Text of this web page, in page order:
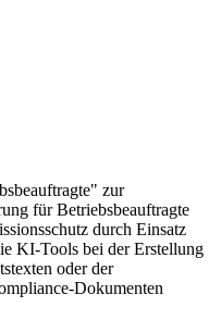
zur
für Betriebsbeauftragte
durch Einsatz
KI-Tools bei der Erstellung
oder der
Dokumenten